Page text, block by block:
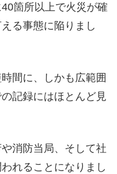
箇所以上で火災が確
る事態に陥りまし
間に、しかも広範囲
記録にはほとんど見
消防当局、そして社
れることになりまし